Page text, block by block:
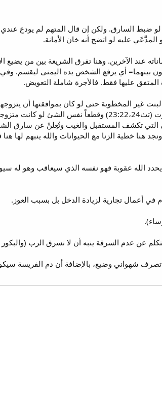
السارق. ولكن إن قال المتهم لم يودع عندي
عليه لو اتضح أنه خان الأمانة.
عليها فقط. فالأجرة شاملة التعويض.
غير المخطوبة حتى لو كان بموافقتها أن
التعويض. أما لو زنى رجل مع بنت مخطوبة فالعقوبة تكون الموت
التي تكشف المستقبل والغيب وتُعِلنْ عن سارق
هنا خطية الزنا مع الحيوانات والله ينبهم
الله عقوبة فهو نفسه الذي سيعاقب وهو له
في أعمال تجارية لزيادة الدخل بل بسبب العوز.
عن عدم السرقة ينبه أن لا نسرق الرب (والبكور
شهواني وضيع، بالإضافة أن دم الفريسة سيكون